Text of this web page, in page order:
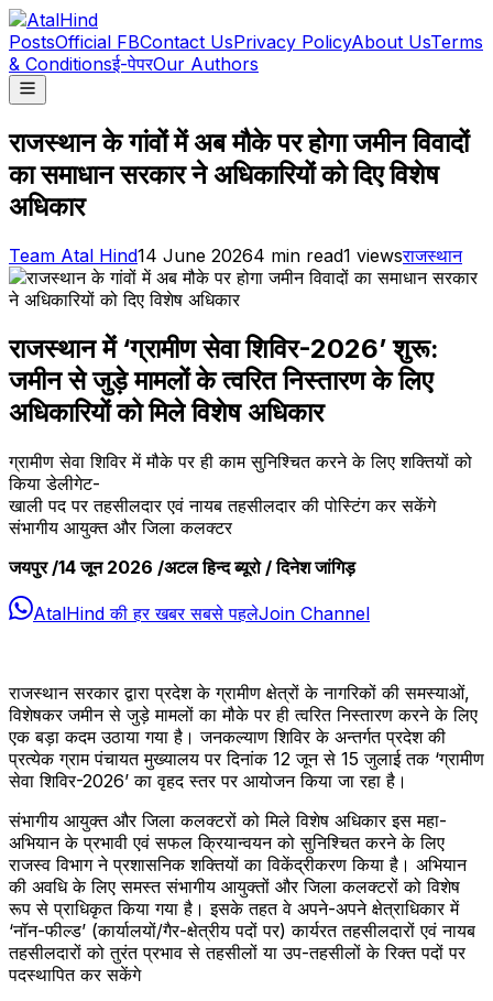
PostsOfficial FBContact UsPrivacy PolicyAbout UsTerms
& Conditionsई-पेपरOur Authors
राजस्थान के गांवों में अब मौके पर होगा जमीन विवादों
का समाधान सरकार ने अधिकारियों को दिए विशेष
अधिकार
Team Atal Hind14 June 20264 min read1 viewsराजस्थान
राजस्थान में ‘ग्रामीण सेवा शिविर-2026’ शुरू:
जमीन से जुड़े मामलों के त्वरित निस्तारण के लिए
अधिकारियों को मिले विशेष अधिकार
ग्रामीण सेवा शिविर में मौके पर ही काम सुनिश्चित करने के लिए शक्तियों को
किया डेलीगेट-
खाली पद पर तहसीलदार एवं नायब तहसीलदार की पोस्टिंग कर सकेंगे
संभागीय आयुक्त और जिला कलक्टर
जयपुर /14 जून 2026 /अटल हिन्द ब्यूरो / दिनेश जांगिड़
AtalHind की हर खबर सबसे पहलेJoin Channel
राजस्थान सरकार द्वारा प्रदेश के ग्रामीण क्षेत्रों के नागरिकों की समस्याओं,
विशेषकर जमीन से जुड़े मामलों का मौके पर ही त्वरित निस्तारण करने के लिए
एक बड़ा कदम उठाया गया है। जनकल्याण शिविर के अन्तर्गत प्रदेश की
प्रत्येक ग्राम पंचायत मुख्यालय पर दिनांक 12 जून से 15 जुलाई तक ‘ग्रामीण
सेवा शिविर-2026’ का वृहद स्तर पर आयोजन किया जा रहा है।
संभागीय आयुक्त और जिला कलक्टरों को मिले विशेष अधिकार इस महा-
अभियान के प्रभावी एवं सफल क्रियान्वयन को सुनिश्चित करने के लिए
राजस्व विभाग ने प्रशासनिक शक्तियों का विकेंद्रीकरण किया है। अभियान
की अवधि के लिए समस्त संभागीय आयुक्तों और जिला कलक्टरों को विशेष
रूप से प्राधिकृत किया गया है। इसके तहत वे अपने-अपने क्षेत्राधिकार में
‘नॉन-फील्ड’ (कार्यालयों/गैर-क्षेत्रीय पदों पर) कार्यरत तहसीलदारों एवं नायब
तहसीलदारों को तुरंत प्रभाव से तहसीलों या उप-तहसीलों के रिक्त पदों पर
पदस्थापित कर सकेंगे